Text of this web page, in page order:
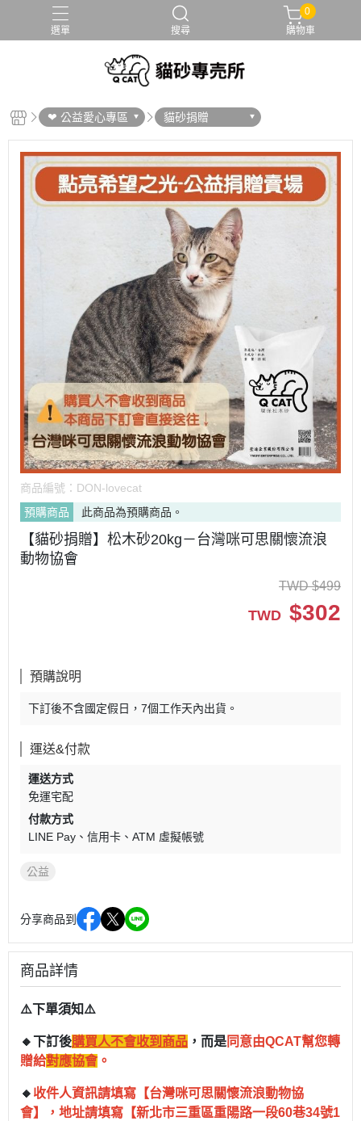
選單 搜尋
0
購物車
❤ 公益愛心專區 貓砂捐贈
商品編號： DON-lovecat
預購商品
此商品為預購商品。
【貓砂捐贈】松木砂20kg－台灣咪可思關懷流浪
動物協會
TWD $499
TWD $302
預購說明
下訂後不含國定假日，7個工作天內出貨。
運送&付款
運送方式
免運宅配
付款方式
LINE Pay
信用卡 ATM 虛擬帳號
公益
分享商品到
商品詳情
⚠️下單須知⚠️
🔸下訂後購買人不會收到商品 ，而是同意由QCAT幫您轉
贈給對應協會。
🔸 收件人資訊請填寫【台灣咪可思關懷流浪動物協
會】，地址請填寫【新北市三重區重陽路一段60巷34號1